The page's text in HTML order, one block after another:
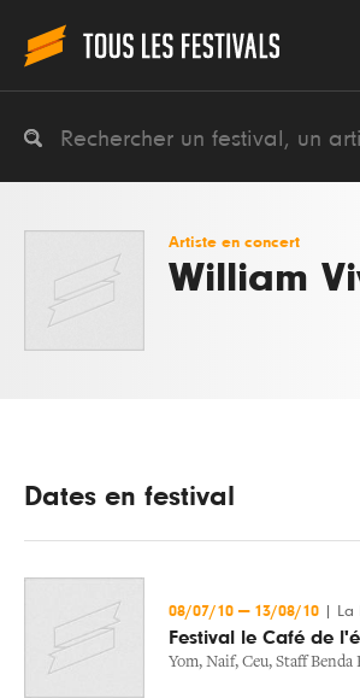
Artiste en concert
William
Dates en festival
08/07/10 — 13/08/10 La
Festival le Café de
Yom, Naif, Ceu, Staff